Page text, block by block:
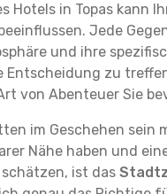
Hotels in Topas kann
Jede
und ihre
Entscheidung zu
von Abenteuer Sie
im Geschehen sein
Nähe haben und
ist das